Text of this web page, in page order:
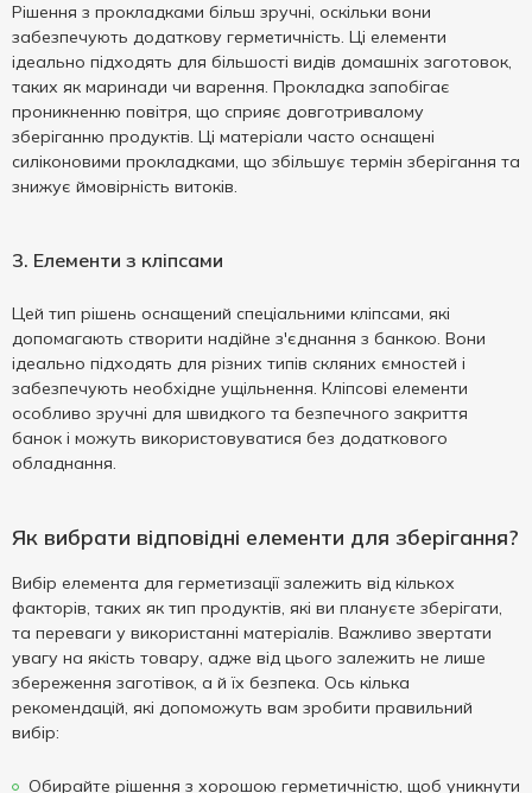
Рішення з прокладками більш зручні, оскільки вони
забезпечують додаткову герметичність. Ці елементи
ідеально підходять для більшості видів домашніх заготовок,
таких як маринади чи варення. Прокладка запобігає
проникненню повітря, що сприяє довготривалому
зберіганню продуктів. Ці матеріали часто оснащені
силіконовими прокладками, що збільшує термін зберігання та
знижує ймовірність витоків.
3. Елементи з кліпсами
Цей тип рішень оснащений спеціальними кліпсами, які
допомагають створити надійне з'єднання з банкою. Вони
ідеально підходять для різних типів скляних ємностей і
забезпечують необхідне ущільнення. Кліпсові елементи
особливо зручні для швидкого та безпечного закриття
банок і можуть використовуватися без додаткового
обладнання.
Як вибрати відповідні елементи для зберігання?
Вибір елемента для герметизації залежить від кількох
факторів, таких як тип продуктів, які ви плануєте зберігати,
та переваги у використанні матеріалів. Важливо звертати
увагу на якість товару, адже від цього залежить не лише
збереження заготівок, а й їх безпека. Ось кілька
рекомендацій, які допоможуть вам зробити правильний
вибір:
Обирайте рішення з хорошою герметичністю, щоб уникнути